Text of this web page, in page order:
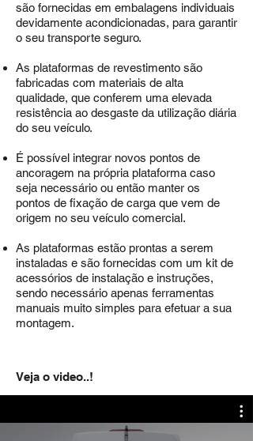
são fornecidas em embalagens individuais
devidamente acondicionadas, para garantir
o seu transporte seguro.
As plataformas de revestimento são
fabricadas com materiais de alta
qualidade, que conferem uma elevada
resistência ao desgaste da utilização diária
do seu veículo.
É possível integrar novos pontos de
ancoragem na própria plataforma caso
seja necessário ou então manter os
pontos de fixação de carga que vem de
origem no seu veículo comercial.
As plataformas estão prontas a serem
instaladas e são fornecidas com um kit de
acessórios de instalação e instruções,
sendo necessário apenas ferramentas
manuais muito simples para efetuar a sua
montagem.
Veja o video..!